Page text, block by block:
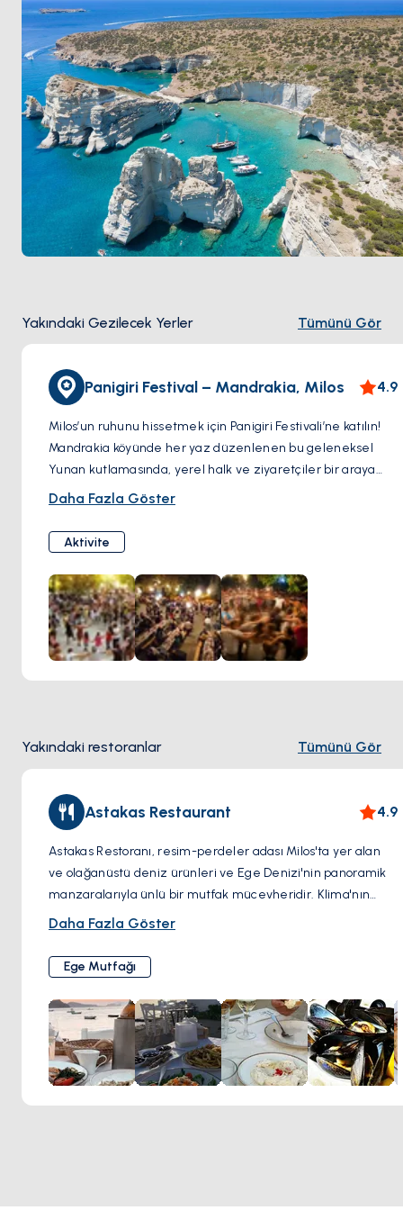
Mayıs ile Ekimarası açık.
Yakındaki Gezilecek Yerler Tümünü Gör
Panigiri Festival – Mandrakia, Milos 4.9
Milos’un ruhunu hissetmek için Panigiri Festivali’ne katılın!
Mandrakia köyünde her yaz düzenlenen bu geleneksel
Yunan kutlamasında, yerel halk ve ziyaretçiler bir araya
gelerek yıldızların altında dans ediyor, canlı müzik eşliğinde
festivali, yalnızca bir etkinlik değil; unutulmaz bir deneyim!
Daha Fazla Göster
Aktivite
Yakındaki restoranlar Tümünü Gör
Astakas Restaurant 4.9
Astakas Restoranı, resim-perdeler adası Milos'ta yer alan
ve olağanüstü deniz ürünleri ve Ege Denizi'nin panoramik
manzaralarıyla ünlü bir mutfak mücevheridir. Klima'nın
büyüleyici balıkçı köyünü gören bir uçurumun üzerinde yer
tamamlayan büyüleyici bir ortam sunar. Astakas'a
girdiğinizde, beyaz badanalı duvarlar ve ahşap vurguların
zamansız bir Akdeniz çekiciliği yarattığı sıcak ve davetkar
bir ambiyans sizi karşılar. Geniş teras, adanın çarpıcı doğal
güzelliğini içine çekerek bir gastronomik yolculuğa dalmak
için ideal bir seyir noktası sunar. Astakas, yerel malzemeler
ve geleneksel tarifler kullanılarak ustaca hazırlanan taze
deniz ürünleri yemekleriyle ünlüdür. Leziz ıstakoz ve
Daha Fazla Göster
Ege Mutfağı